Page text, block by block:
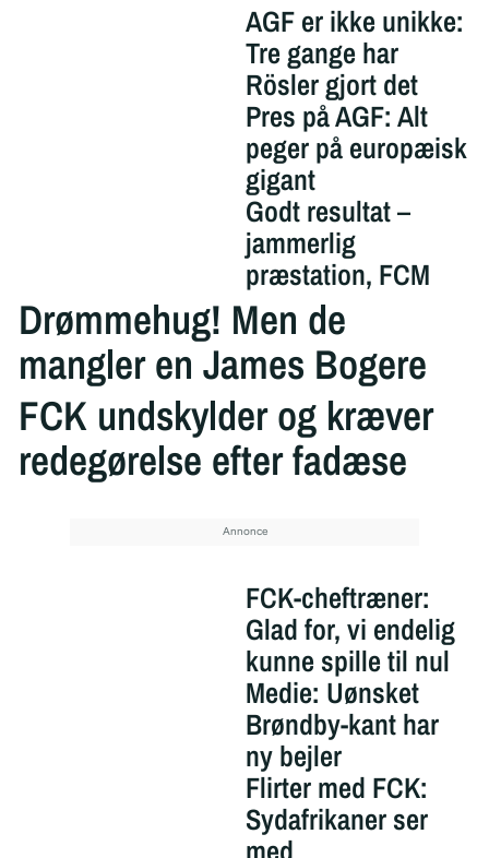
AGF er ikke unikke:
Tre gange har
Rösler gjort det
Pres på AGF: Alt
peger på europæisk
gigant
Godt resultat –
jammerlig
præstation, FCM
Drømmehug! Men de
mangler en James Bogere
FCK undskylder og kræver
redegørelse efter fadæse
FCK-cheftræner:
Glad for, vi endelig
kunne spille til nul
Medie: Uønsket
Brøndby-kant har
ny bejler
Flirter med FCK:
Sydafrikaner ser